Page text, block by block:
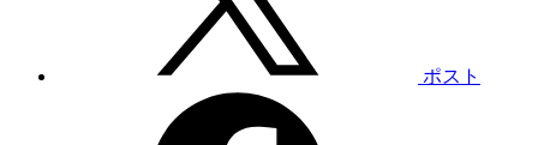
ポスト